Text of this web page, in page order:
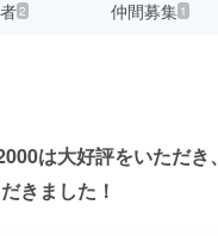
2 仲間募集 1
は大好評をいただ
きました！